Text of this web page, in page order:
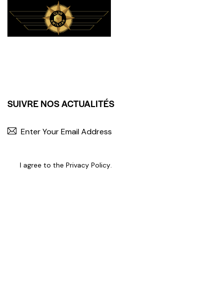
SUIVRE NOS ACTUALITÉS
I agree to the Privacy Policy.